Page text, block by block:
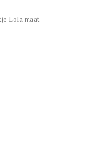
Lola maat